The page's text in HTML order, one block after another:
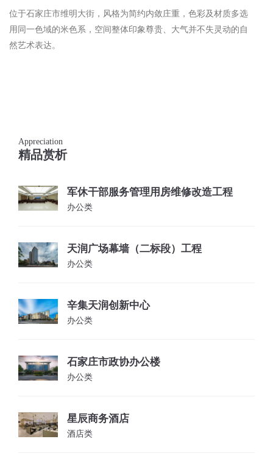
位于石家庄市维明大街，风格为简约内敛庄重，色彩及材质多选
用同一色域的米色系，空间整体印象尊贵、大气并不失灵动的自
然艺术表达。
Appreciation
精品赏析
军休干部服务管理用房维修改造工程
办公类
天润广场幕墙（二标段）工程
办公类
辛集天润创新中心
办公类
石家庄市政协办公楼
办公类
星辰商务酒店
酒店类